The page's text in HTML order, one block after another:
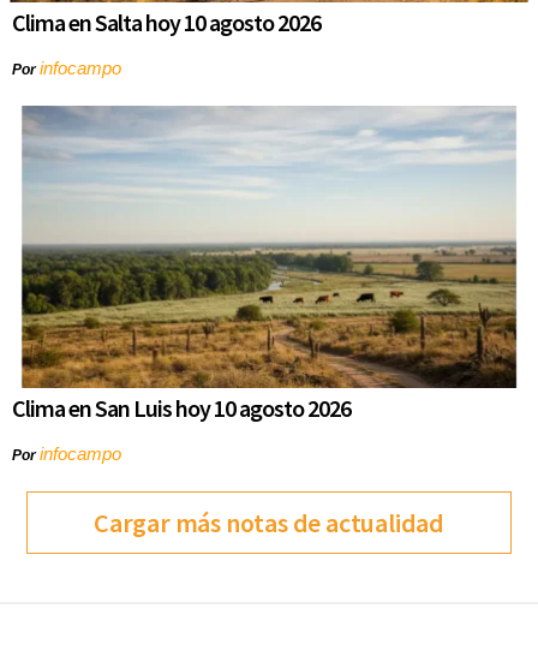
Clima en Salta hoy 10 agosto 2026
Porinfocampo
Clima en San Luis hoy 10 agosto 2026
Porinfocampo
Cargar más notas de actualidad